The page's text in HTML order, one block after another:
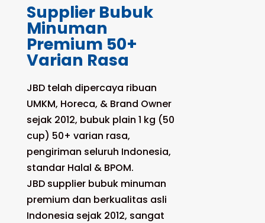
Supplier Bubuk
Minuman
Premium 50+
Varian Rasa
JBD telah dipercaya ribuan
UMKM, Horeca, & Brand Owner
sejak 2012, bubuk plain 1 kg (50
cup) 50+ varian rasa,
pengiriman seluruh Indonesia,
standar Halal & BPOM.
JBD supplier bubuk minuman
premium dan berkualitas asli
Indonesia sejak 2012, sangat